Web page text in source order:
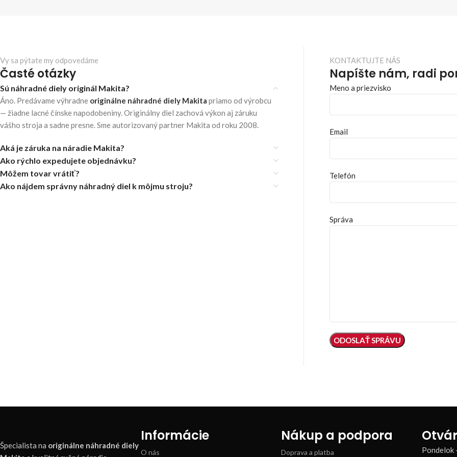
Vy sa pýtate my odpovedáme
Časté otázky
Sú náhradné diely originál Makita?
Áno. Predávame výhradne originálne náhradné diely Makita priamo od výrobcu
— žiadne lacné čínske napodobeniny. Originálny diel zachová výkon aj záruku
vášho stroja a sadne presne. Sme autorizovaný partner Makita od roku 2008.
Aká je záruka na náradie Makita?
Ako rýchlo expedujete objednávku?
Môžem tovar vrátiť?
Ako nájdem správny náhradný diel k môjmu stroju?
KONTAKTUJTE NÁS
Napíšte nám, radi
Meno a priezvisko
Email
Telefón
Správa
Špecialista na originálne náhradné diely
Informácie
O nás
Nákup a podpora
Doprava a platba Pondelok